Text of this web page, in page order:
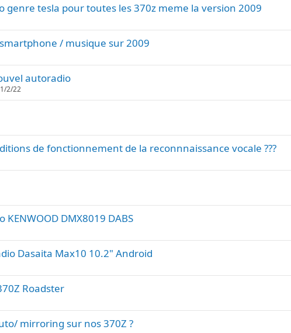
genre tesla pour toutes les 370z meme la version 2009
/ musique sur 2009
autoradio
2/22
de fonctionnement de la reconnnaissance vocale ???
DMX8019 DABS
Dasaita Max10 10.2" Android
Roadster
mirroring sur nos 370Z ?